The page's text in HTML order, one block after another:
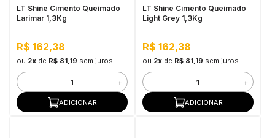
LT Shine Cimento Queimado
Larimar 1,3Kg
R$ 162,38
ou 2xde R$ 81,19 sem juros
- +
ADICIONAR
LT Shine Cimento Queimado
Light Grey 1,3Kg
R$ 162,38
ou 2xde R$ 81,19 sem juros
- +
ADICIONAR